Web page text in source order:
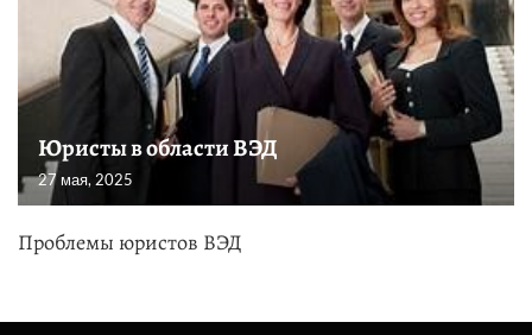
Юристы в области ВЭД
27 мая, 2025
Проблемы юристов ВЭД